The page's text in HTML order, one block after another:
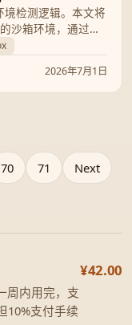
检测逻辑。本文将
沙箱环境，通过注
与安全。
2026年7月1日
70 71 Next
周内用完，支
10%支付手续
¥42.00